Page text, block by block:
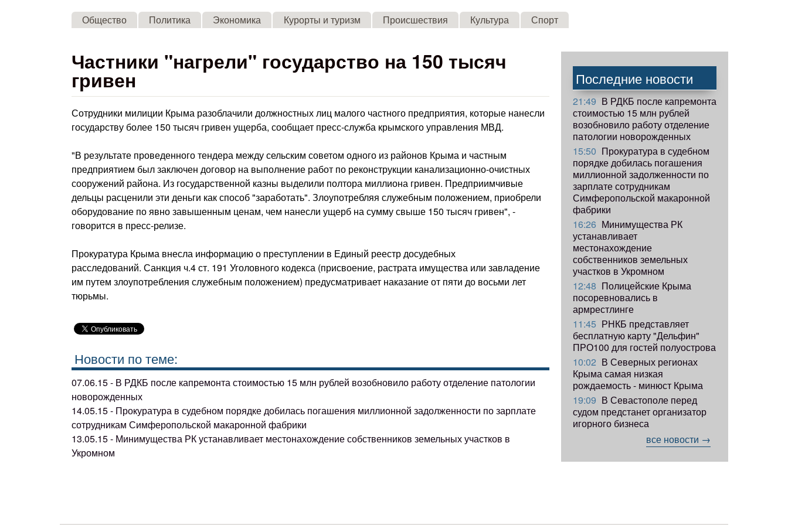
Skip to main content
Общество Политика Экономика Курорты и туризм Происшествия Культура Спорт
Частники "нагрели" государство на 150 тысяч
гривен
Сотрудники милиции Крыма разоблачили должностных лиц малого частного предприятия, которые нанесли
государству более 150 тысяч гривен ущерба, сообщает пресс-служба крымского управления МВД.
"В результате проведенного тендера между сельским советом одного из районов Крыма и частным
предприятием был заключен договор на выполнение работ по реконструкции канализационно-очистных
сооружений района. Из государственной казны выделили полтора миллиона гривен. Предприимчивые
дельцы расценили эти деньги как способ "заработать". Злоупотребляя служебным положением, приобрели
оборудование по явно завышенным ценам, чем нанесли ущерб на сумму свыше 150 тысяч гривен", -
говорится в пресс-релизе.
Прокуратура Крыма внесла информацию о преступлении в Единый реестр досудебных
расследований. Санкция ч.4 ст. 191 Уголовного кодекса (присвоение, растрата имущества или завладение
им путем злоупотребления служебным положением) предусматривает наказание от пяти до восьми лет
тюрьмы.
Новости по теме:
07.06.15 - В РДКБ после капремонта стоимостью 15 млн рублей возобновило работу отделение патологии
новорожденных
14.05.15 - Прокуратура в судебном порядке добилась погашения миллионной задолженности по зарплате
сотрудникам Симферопольской макаронной фабрики
13.05.15 - Минимущества РК устанавливает местонахождение собственников земельных участков в
Укромном
Последние новости
21:49 В РДКБ после капремонта
стоимостью 15 млн рублей
возобновило работу отделение
патологии новорожденных
15:50 Прокуратура в судебном
порядке добилась погашения
миллионной задолженности по
зарплате сотрудникам
Симферопольской макаронной
фабрики
16:26 Минимущества РК
устанавливает
местонахождение
собственников земельных
участков в Укромном
12:48 Полицейские Крыма
посоревновались в
армрестлинге
11:45 РНКБ представляет
бесплатную карту "Дельфин"
ПРО100 для гостей полуострова
10:02 В Северных регионах
Крыма самая низкая
рождаемость - минюст Крыма
19:09 В Севастополе перед
судом предстанет организатор
игорного бизнеса
все новости →